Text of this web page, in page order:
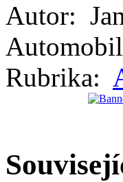
Autor:
Rubrika: